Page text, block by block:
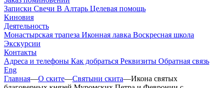
Записки Свечи В Алтарь Целевая помощь
Киновия
Деятельность
Монастырская трапеза Иконная лавка Воскресная школа
Экскурсии
Контакты
Адреса и телефоны Как добраться Реквизиты Обратная связь
Eng
Главная—О ските—Святыни скита—Икона святых